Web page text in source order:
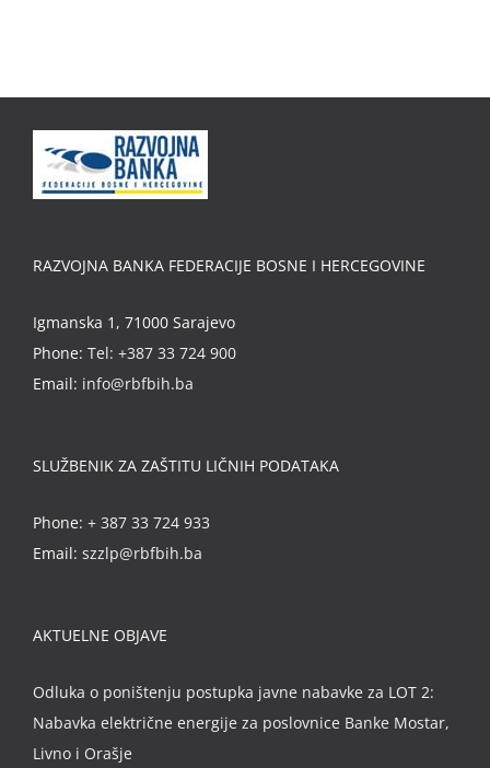
RAZVOJNA BANKA FEDERACIJE BOSNE I HERCEGOVINE
Igmanska 1, 71000 Sarajevo
Phone: Tel: +387 33 724 900
Email: info@rbfbih.ba
SLUŽBENIK ZA ZAŠTITU LIČNIH PODATAKA
Phone: + 387 33 724 933
Email: szzlp@rbfbih.ba
AKTUELNE OBJAVE
Odluka o poništenju postupka javne nabavke za LOT 2:
Nabavka električne energije za poslovnice Banke Mostar,
Livno i Orašje